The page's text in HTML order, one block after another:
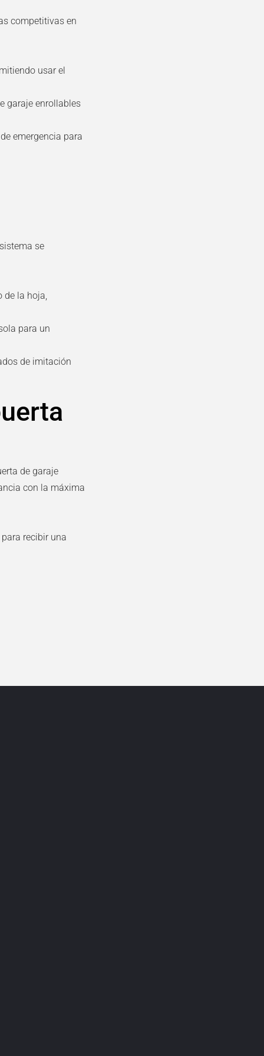
competitivas en
usar el
garaje enrollables
emergencia para
se
de la hoja,
para un
de imitación
de garaje
con la máxima
recibir una